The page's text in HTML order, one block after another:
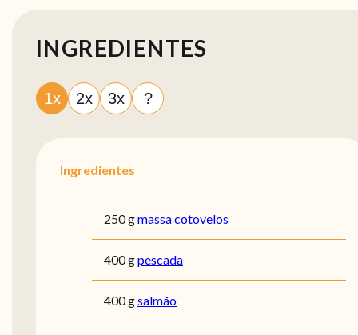
INGREDIENTES
1x 2x 3x ?
Ingredientes
250 gmassa cotovelos
400 gpescada
400 gsalmão